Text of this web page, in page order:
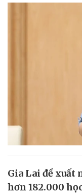
Gia Lai đề xuất
hơn 182.000